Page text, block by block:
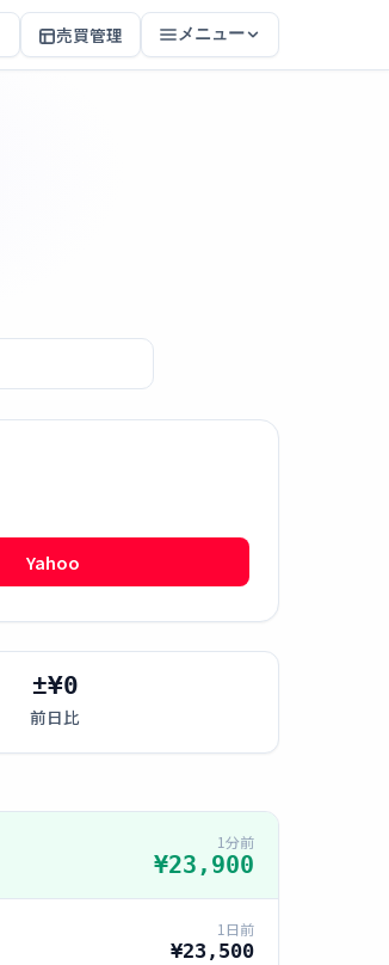
売買管理 メニュー
Yahoo
±¥0
前日比
1分前
¥23,900
1日前
¥23,500